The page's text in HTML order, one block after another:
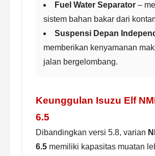
Fuel Water Separator –
sistem bahan bakar dari
Suspensi Depan
memberikan kenyamanan
jalan bergelombang.
Keunggulan Isuzu Elf
6.5
Dibandingkan versi 5.8, varian
6.5 memiliki kapasitas muatan